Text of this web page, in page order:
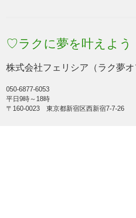
♡ラクに夢を叶えよ
株式会社フェリシア（ラク夢オ
050-6877-6053
平日9時～18時
〒160-0023 東京都新宿区西新宿7-7-26